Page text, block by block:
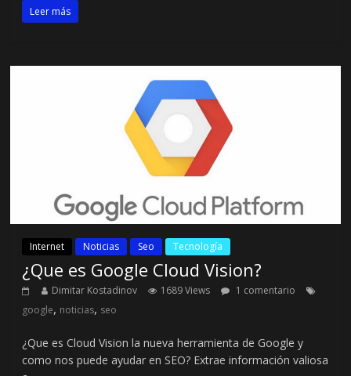
Leer más
Internet Noticias Seo Tecnología
¿Que es Google Cloud Vision?
Dimitar Kostadinov 1689 Views
1 comentario
google, noticias, seo
¿Que es Cloud Vision la nueva herramienta de Google y
como nos puede ayudar en SEO? Extrae información valiosa